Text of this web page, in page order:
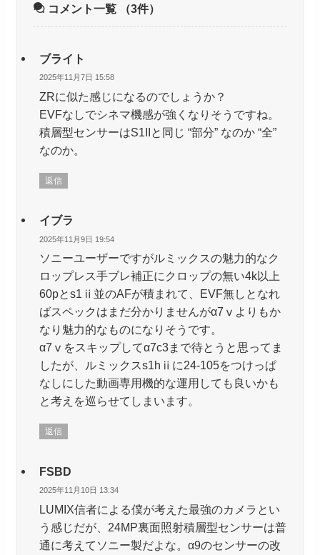
コメント一覧 （3件）
ブライト
2025年11月7日 15:58
ZRに似た感じになるのでしょうか？
EVFなしでシネマ機感が強くなりそうですね。
積層型センサーはS1IIと同じ “部分” なのか “全”
なのか。
返信
イブラ
2025年11月9日 19:54
ソニーユーザーですがルミックスの魅力的なク
ロップレス手ブレ補正にクロップの無い4k以上
60pとs1ⅱ並のAFが積まれて、EVF無しとなれ
ばスペックはまだ分かりませんがα7ⅴよりもか
なり魅力的なものになりそうです。
α7ⅴをスキップしてα7c3まで待とうと思ってま
したが、ルミックスs1hⅱに24-105をつけっぱ
なしにした動画専用機的な運用しても良いかも
と考えを巡らせてしまいます。
返信
FSBD
2025年11月10日 13:34
LUMIX信者による僕が考えた最強のカメラとい
う感じだが、24MP裏面照射積層型センサーは普
通に考えてソニー製だよな。α9のセンサーの改